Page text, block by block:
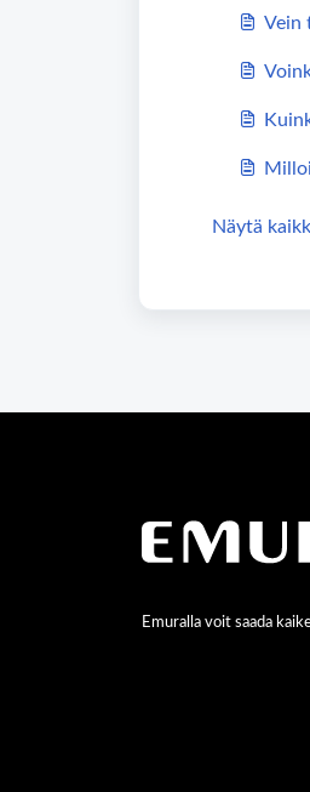
Vein
Näytä
Emuralla voit saada